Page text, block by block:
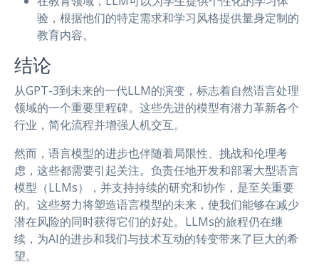
验，根据他们的特定需求和学习风格提供量身定制的
教育内容。
结论
从GPT-3到未来的一代LLM的演变，标志着自然语言处理
领域的一个重要里程碑。这些先进的模型有潜力革新各个
行业，简化流程并增强人机交互。
然而，语言模型的进步也伴随着局限性、挑战和伦理考
虑，这些都需要引起关注。负责任地开发和部署大型语言
模型（LLMs），并支持持续的研究和协作，是至关重要
的。这些努力将塑造语言模型的未来，使我们能够在减少
潜在风险的同时获得它们的好处。LLMs的旅程仍在继
续，为AI的进步和我们与技术互动的转变带来了巨大的希
望。